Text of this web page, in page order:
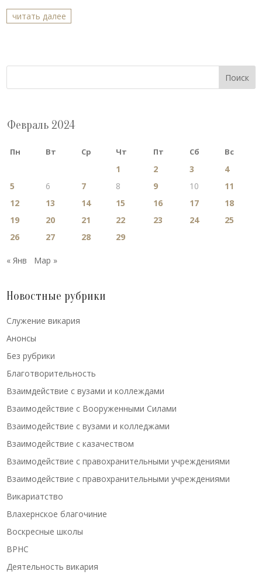
читать далее
Поиск
Февраль 2024
Пн Вт Ср Чт Пт Сб Вс
1 2 3
4
5
6 7 8 9 10
11
12
13 14 15 16 17
18
19
20 21 22 23 24
25
26
27 28 29
« Янв Мар »
Новостные рубрики
Cлужение викария
Анонсы
Без рубрики
Благотворительность
Взаимдействие с вузами и коллеждами
Взаимодействие с Вооруженными Силами
Взаимодействие с вузами и колледжами
Взаимодействие с казачеством
Взаимодействие с правохранительными учреждениями
Взаимодействие с правохранительными учреждениями
Викариатство
Влахернское благочиние
Воскресные школы
ВРНС
Деятельность викария